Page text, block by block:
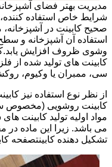
مدیریت بهتر فضای
شرایط خاص استفاده
صحیح کابینت در
استفاده آن آشپزخانه و
وشوی ظروف افزایش
کابینت های تولید شده از
سی، ممبران یا وکیوم،
از نظر نوع استفاده نیز
کابینت روشویی (مخصوص
مواد اولیه تولید کابینت
می باشد. زیرا این ماده
تشکیل دهنده کابینتصفحه